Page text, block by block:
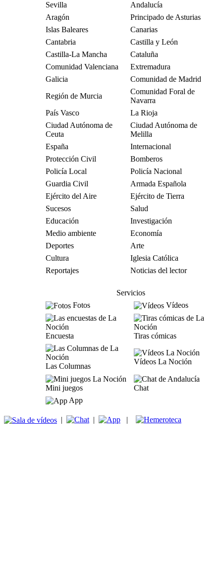
Sevilla
Andalucía
Aragón
Principado de Asturias
Islas Baleares
Canarias
Cantabria
Castilla y León
Castilla-La Mancha
Cataluña
Comunidad Valenciana
Extremadura
Galicia
Comunidad de Madrid
Región de Murcia
Comunidad Foral de
Navarra
País Vasco
La Rioja
Ciudad Autónoma de
Ceuta
Ciudad Autónoma de
Melilla
España
Internacional
Protección Civil
Bomberos
Policía Local
Policía Nacional
Guardia Civil
Armada Española
Ejército del Aire
Ejército de Tierra
Sucesos
Salud
Educación
Investigación
Medio ambiente
Economía
Deportes
Arte
Cultura
Iglesia Católica
Reportajes
Noticias del lector
Servicios
Fotos
Vídeos
Encuesta Tiras cómicas
Las Columnas
Vídeos La Noción
Mini juegos
Chat
App
| | |